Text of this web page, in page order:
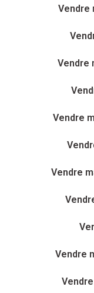
Vendre
Vendre
Vendre
Vendre
Vendre